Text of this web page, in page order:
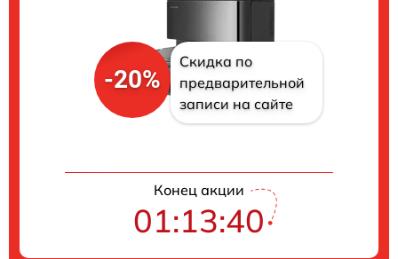
-20%
Скидка по
предварительной
записи на сайте
Конец акции
01:13:39